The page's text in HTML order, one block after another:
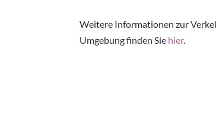
Weitere Informationen zur
Umgebung finden Sie hier.